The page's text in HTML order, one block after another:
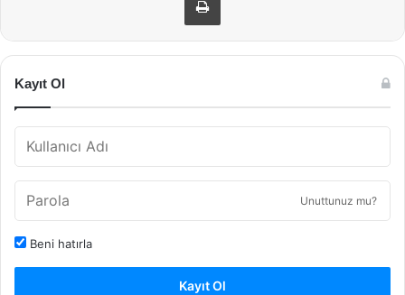
Kayıt Ol
Unuttunuz mu?
Beni hatırla
Kayıt Ol